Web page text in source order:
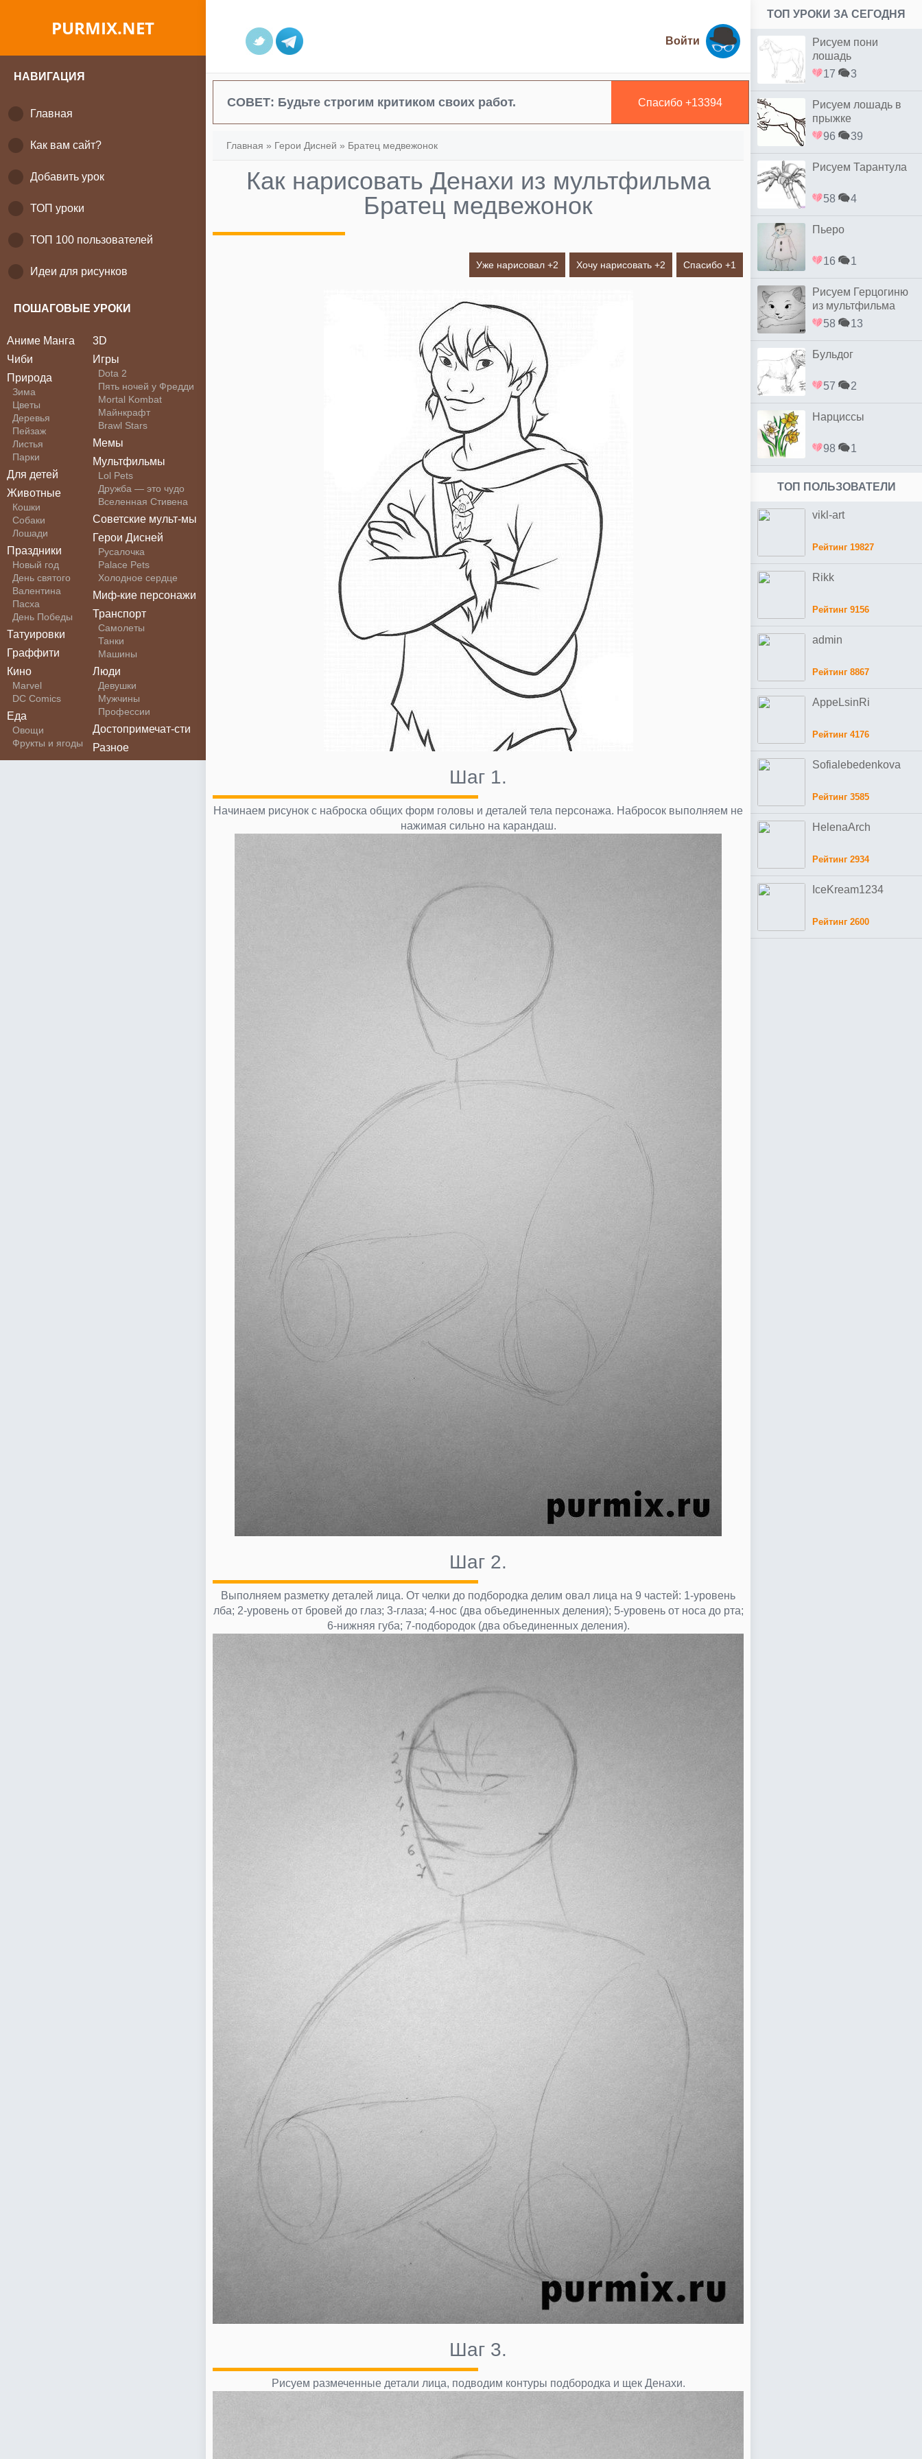
PURMIX.NET
НАВИГАЦИЯ
Главная
Как вам сайт?
Добавить урок
ТОП уроки
ТОП 100 пользователей
Идеи для рисунков
ПОШАГОВЫЕ УРОКИ
Аниме Манга
Чиби
Природа
Зима
Цветы
Деревья
Пейзаж
Листья
Парки
Для детей
Животные
Кошки
Собаки
Лошади
Праздники
Новый год
День святого
Валентина
Пасха
День Победы
Татуировки
Граффити
Кино
Marvel
DC Comics
Еда
Овощи
Фрукты и ягоды
3D
Игры
Dota 2
Пять ночей у Фредди
Mortal Kombat
Майнкрафт
Brawl Stars
Мемы
Мультфильмы
Lol Pets
Дружба — это чудо
Вселенная Стивена
Советские мульт-мы
Герои Дисней
Русалочка
Palace Pets
Холодное сердце
Миф-кие персонажи
Транспорт
Самолеты
Танки
Машины
Люди
Девушки
Мужчины
Профессии
Достопримечат-сти
Разное
Войти
СОВЕТ: Будьте строгим критиком своих работ. Спасибо +13394
Главная » Герои Дисней » Братец медвежонок
Как нарисовать Денахи из мультфильма
Братец медвежонок
Уже нарисовал +2 Хочу нарисовать +2 Спасибо +1
Шаг 1.
Начинаем рисунок с наброска общих форм головы и деталей тела персонажа. Набросок выполняем не
нажимая сильно на карандаш.
Шаг 2.
Выполняем разметку деталей лица. От челки до подбородка делим овал лица на 9 частей: 1-уровень
лба; 2-уровень от бровей до глаз; 3-глаза; 4-нос (два объединенных деления); 5-уровень от носа до рта;
6-нижняя губа; 7-подбородок (два объединенных деления).
Шаг 3.
Рисуем размеченные детали лица, подводим контуры подбородка и щек Денахи.
ТОП УРОКИ ЗА СЕГОДНЯ
Рисуем пони
лошадь
17
3
Рисуем лошадь в
прыжке
96
39
Рисуем Тарантула
58 4
Пьеро
16 1
Рисуем Герцогиню
из мультфильма
коты Аристократы
58 13
Бульдог
57 2
Нарциссы
98 1
ТОП ПОЛЬЗОВАТЕЛИ
vikl-art
Рейтинг 19827
Rikk
Рейтинг 9156
admin
Рейтинг 8867
AppeLsinRi
Рейтинг 4176
Sofialebedenkova
Рейтинг 3585
HelenaArch
Рейтинг 2934
IceKream1234
Рейтинг 2600